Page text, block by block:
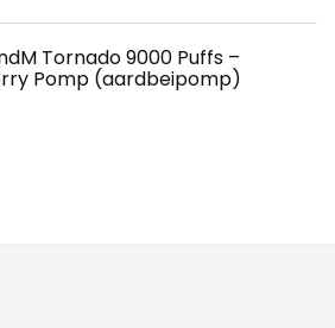
Tornado 9000 Puffs –
Pomp (aardbeipomp)